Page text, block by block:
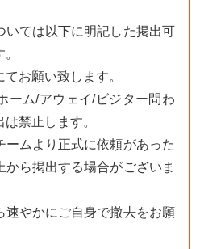
いては以下に明記した掲出可
お願い致します。
ーム/アウェイ/ビジター問わ
禁止します。
ームより正式に依頼があった
ら掲出する場合がございま
速やかにご自身で撤去をお願